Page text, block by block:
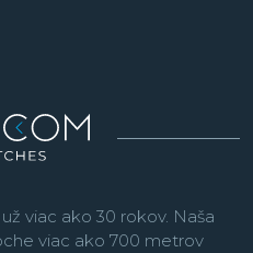
viac ako 30 rokov. Naša
viac ako 700 metrov